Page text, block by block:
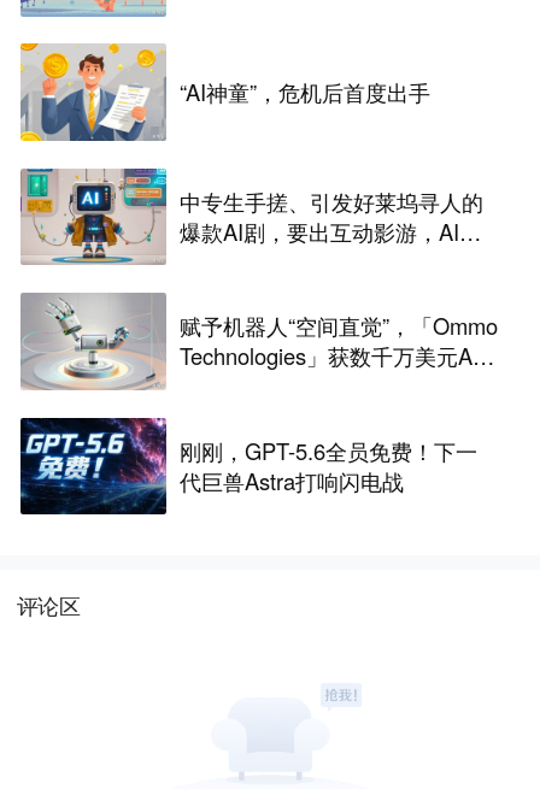
“AI神童”，危机后首度出手
中专生手搓、引发好莱坞寻人的
爆款AI剧，要出互动影游，AI剧
赋予机器人“空间直觉”，「Ommo
Technologies」获数千万美元A轮
刚刚，GPT-5.6全员免费！下一
代巨兽Astra打响闪电战
评论区